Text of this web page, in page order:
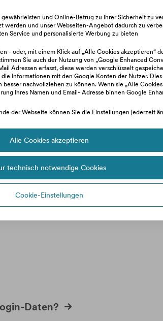
tun?
Daten?
und Online-Betrug zu Ihrer Sicherheit zu
werden und unser Webseiten-Angebot dadurch zu
Service und personalisierte Werbung zu bieten
- oder, mit einem Klick auf „Alle Cookies akzeptieren“
Sie auch der Nutzung von „Google Enhanced
Adressen erfasst, diese werden verschlüsselt
Informationen mit den Google Konten der Nutzer.
nachvollziehen zu können. Wenn sie „Alle
Ihres Namen und Email- Adresse binnen Google
der Webseite können Sie die Einstellungen jederzeit
Alle Cookies akzeptieren
technisch notwendige Cookies
Cookie-Einstellungen